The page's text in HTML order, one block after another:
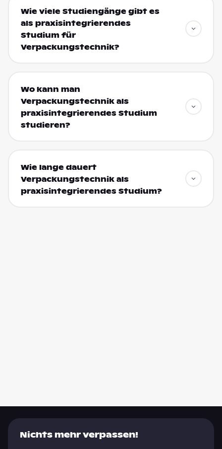
Wie viele Studiengänge gibt es
als praxisintegrierendes
Studium für
Verpackungstechnik?
Wo kann man
Verpackungstechnik als
praxisintegrierendes Studium
studieren?
Wie lange dauert
Verpackungstechnik als
praxisintegrierendes Studium?
Nichts mehr verpassen!